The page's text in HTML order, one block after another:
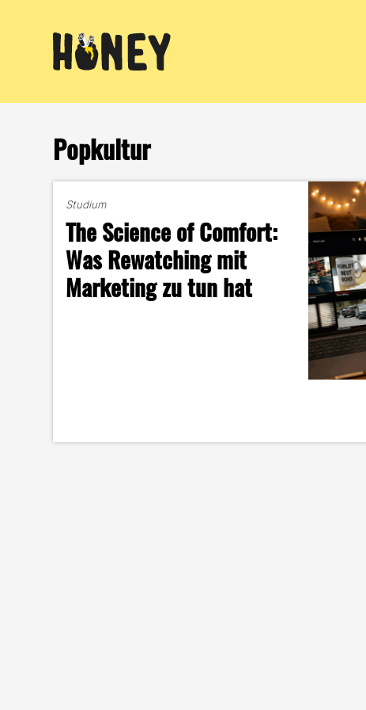
Popkultur
Studium
The Science of Comfort:
Was Rewatching mit
Marketing zu tun hat